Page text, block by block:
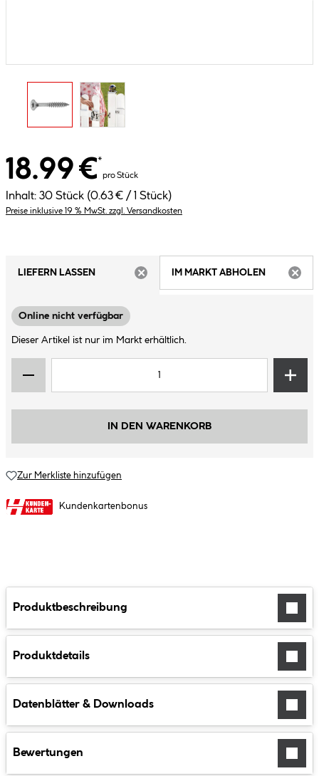
18.99 €*
pro Stück
Inhalt: 30 Stück (0.63 € / 1 Stück)
Preise inklusive 19 % MwSt. zzgl. Versandkosten
LIEFERN LASSEN
IM MARKT ABHOLEN
Online nicht verfügbar
Dieser Artikel ist nur im Markt erhältlich.
IN DEN WARENKORB
Zur Merkliste hinzufügen
Kundenkartenbonus
Produktbeschreibung
Produktdetails
Datenblätter & Downloads
Bewertungen